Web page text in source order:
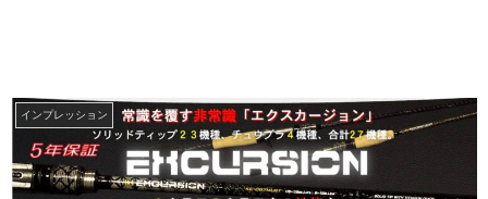
インプレッション